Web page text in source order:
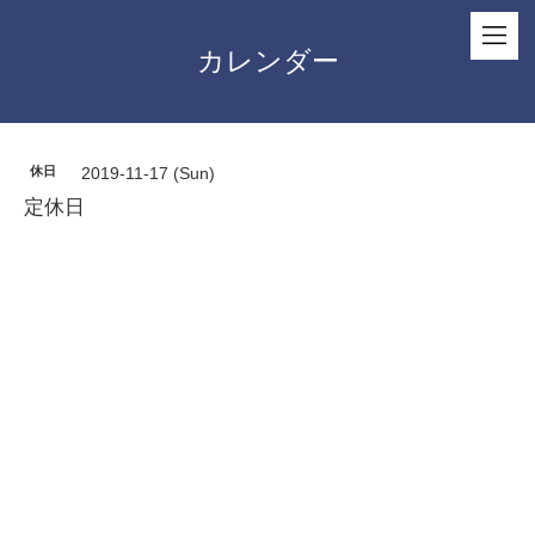
カレンダー
休日 2019-11-17 (Sun)
定休日